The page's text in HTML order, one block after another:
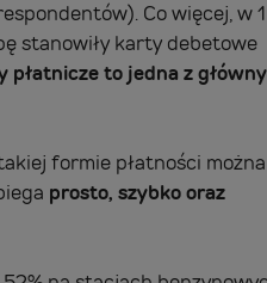
Co więcej, w 1
stanowiły karty debetowe
płatnicze to jedna z
formie płatności można
prosto, szybko oraz